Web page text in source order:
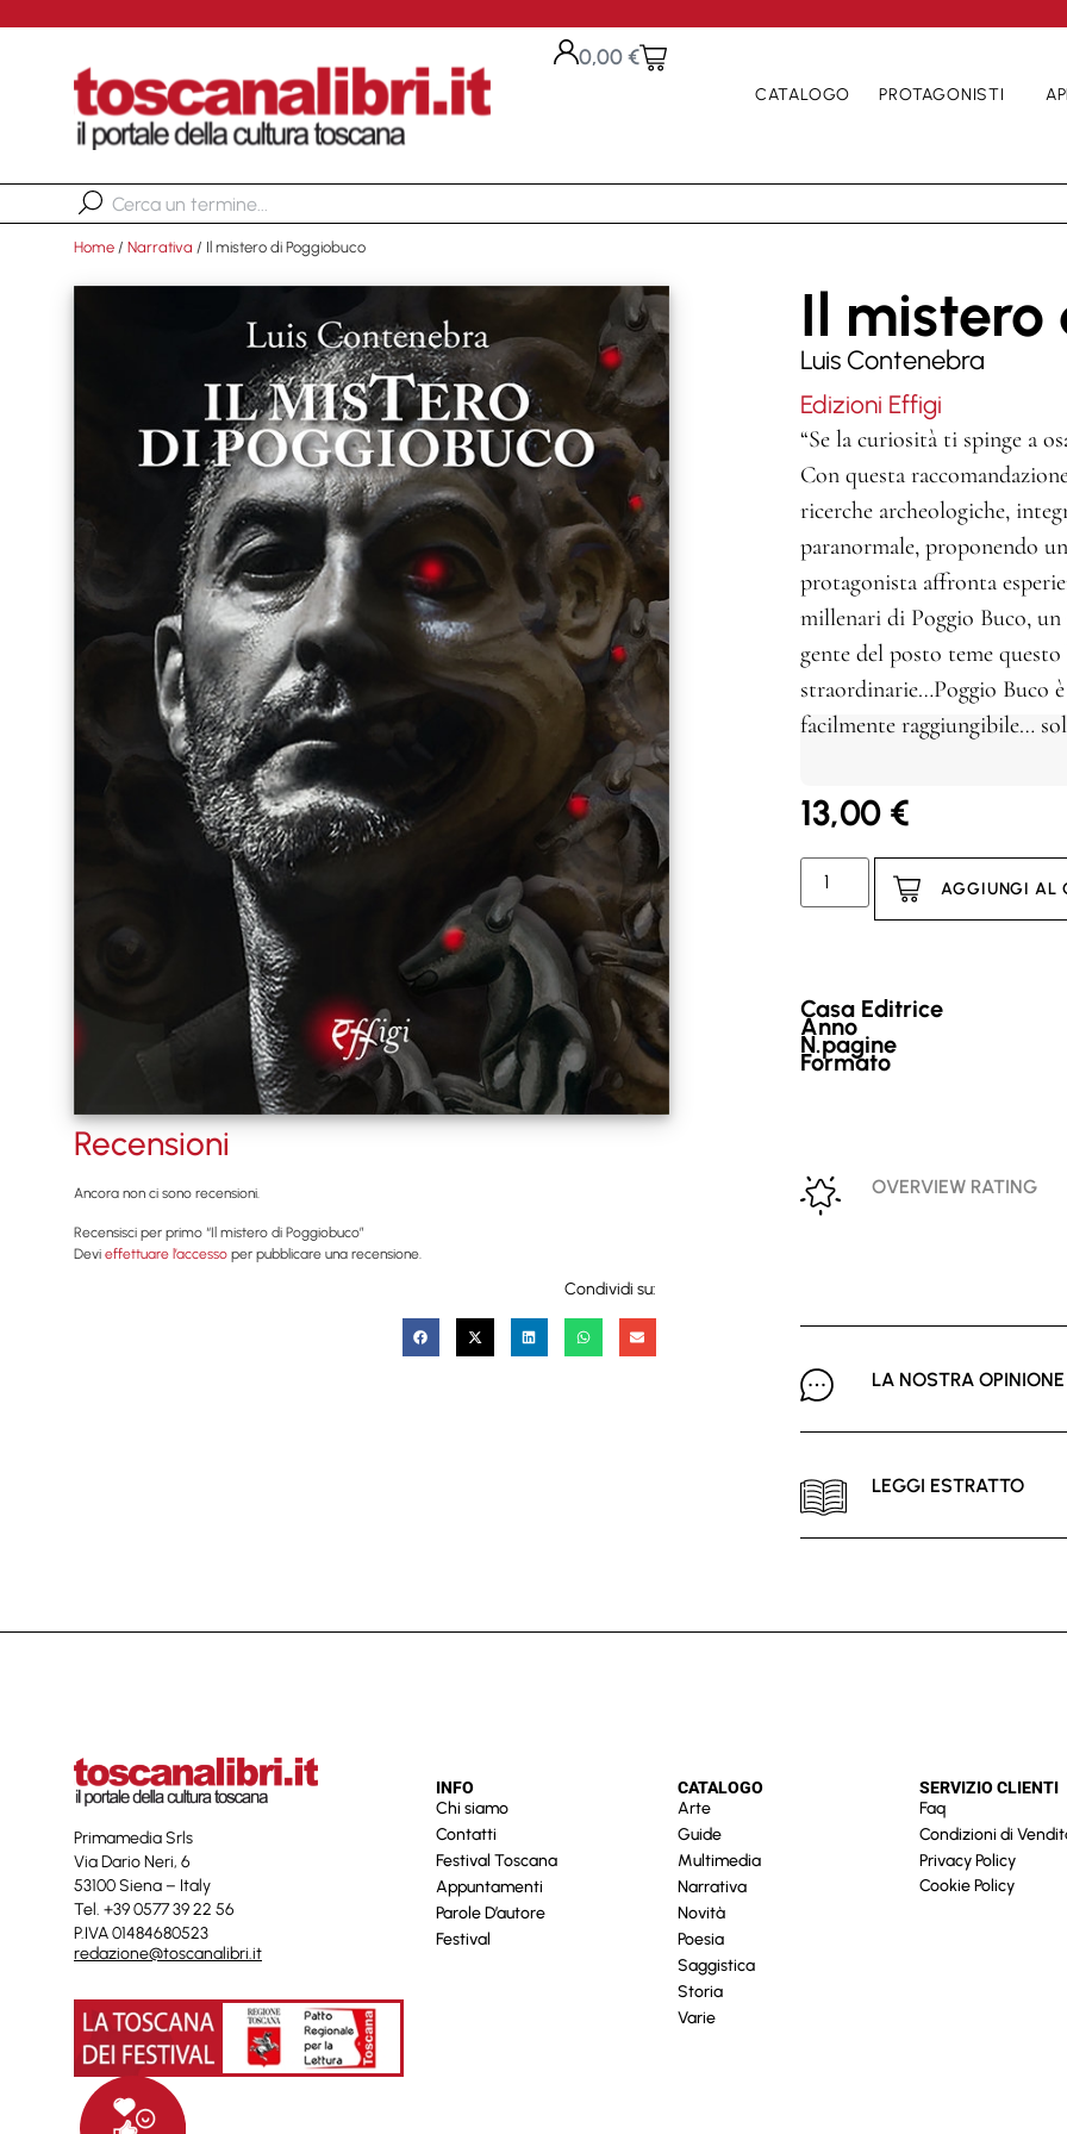
0,00€
CATALOGO PROTAGONISTI
Home / Narrativa / Il mistero di Poggiobuco
Recensioni
Ancora non ci sono recensioni.
Recensisci per primo “Il mistero di Poggiobuco”
Devi effettuare l’accesso per pubblicare una recensione.
Condividi su:
Il mistero
Luis Contenebra
Edizioni Effigi
“Se la curiosità ti spinge a
Con questa
ricerche archeologiche,
paranormale, proponendo
protagonista affronta
millenari di Poggio Buco,
gente del posto teme
straordinarie…Poggio Buco
facilmente raggiungibile…
13,00 €
AGGIUNGI AL
Casa Editrice
Anno
N.pagine
Formato
OVERVIEW RATING
LA NOSTRA OPINIONE
LEGGI ESTRATTO
Primamedia Srls
Via Dario Neri, 6
53100 Siena – Italy
Tel. +39 0577 39 22 56
P.IVA 01484680523
redazione@toscanalibri.it
INFO
Chi siamo
Contatti
Festival Toscana
Appuntamenti
Parole D’autore
Festival
CATALOGO
Arte
Guide
Multimedia
Narrativa
Novità
Poesia
Saggistica
Storia
Varie
SERVIZIO CLIENTI
Faq
Condizioni di
Privacy Policy
Cookie Policy